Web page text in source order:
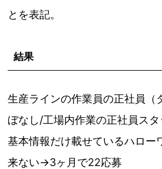
とを表記。
結果
生産ラインの作業員の正社員（
ぼなし/工場内作業の正社員スタ
基本情報だけ載せているハロー
来ない→3ヶ月で22応募